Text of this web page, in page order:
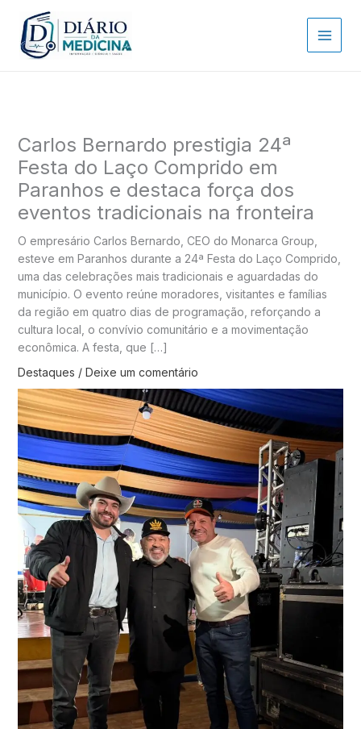
para
conteúdo
Carlos Bernardo prestigia 24ª
Festa do Laço Comprido em
Paranhos e destaca força dos
eventos tradicionais na fronteira
O empresário Carlos Bernardo, CEO do Monarca Group,
esteve em Paranhos durante a 24ª Festa do Laço Comprido,
uma das celebrações mais tradicionais e aguardadas do
município. O evento reúne moradores, visitantes e famílias
da região em quatro dias de programação, reforçando a
cultura local, o convívio comunitário e a movimentação
econômica. A festa, que […]
Destaques / Deixe um comentário